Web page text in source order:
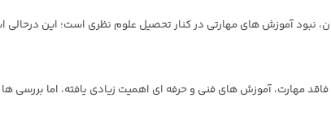
نبود آموزش های مهارتی در کنار تحصیل علوم نظری است؛ این